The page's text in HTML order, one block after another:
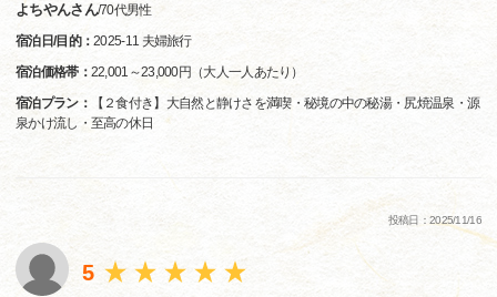
よちやんさん/70代男性
宿泊日/目的：2025-11 夫婦旅行
宿泊価格帯： 22,001～23,000円（大人一人あたり）
宿泊プラン：
【２食付き】大自然と静けさを満喫・秘境の中の秘湯・尻焼温泉・源
泉かけ流し・至高の休日
投稿日：2025/11/16
5